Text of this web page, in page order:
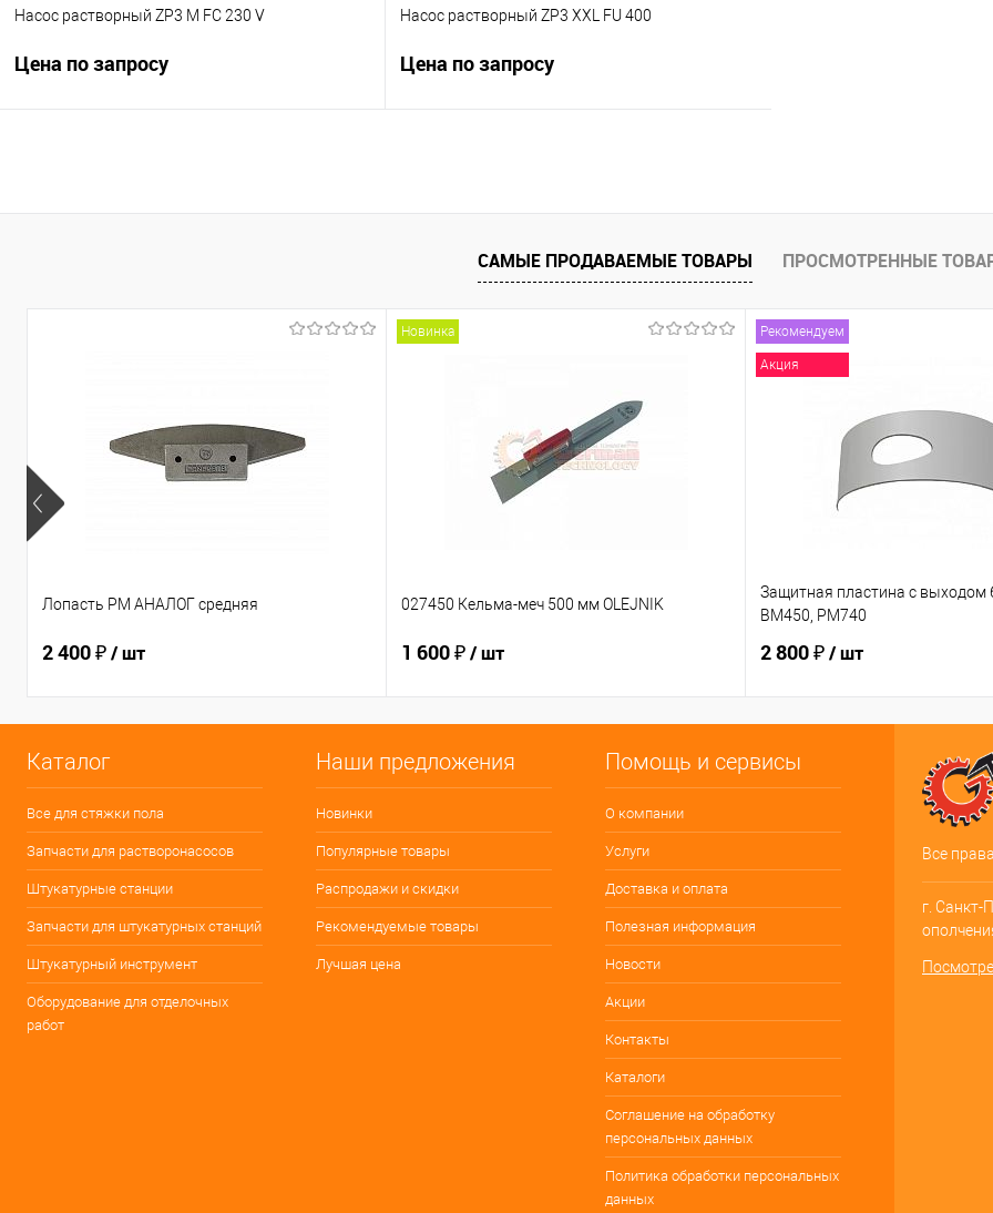
Насос растворный ZP3 M FC 230 V
Цена по запросу
Купить в 1 клик
К сравнению
Насос растворный ZP3 XXL FU 400
Цена по запросу
Купить в 1 клик
К сравнению
В избранное
Под заказ
САМЫЕ ПРОДАВАЕМЫЕ ТОВАРЫ ПРОСМОТРЕННЫЕ
Лопасть PM АНАЛОГ средняя
2 400 ₽/ шт
Новинка
027450 Кельма-меч 500 мм OLEJNIK
1 600 ₽/ шт
Рекомендуем
Акция
Защитная пластина с выходом
BM450, PM740
2 800 ₽/ шт
Каталог
Все для стяжки пола
Запчасти для растворонасосов
Штукатурные станции
Запчасти для штукатурных станций
Штукатурный инструмент
Оборудование для отделочных
работ
Наши предложения
Новинки
Популярные товары
Распродажи и скидки
Рекомендуемые товары
Лучшая цена
Помощь и сервисы
О компании
Услуги
Доставка и оплата
Полезная информация
Новости
Акции
Контакты
Каталоги
Соглашение на обработку
персональных данных
Политика обработки персональных
данных
Все
г. Санкт-